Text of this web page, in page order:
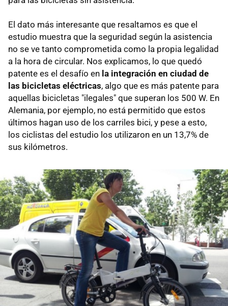
El dato más interesante que resaltamos es que el
estudio muestra que la seguridad según la asistencia
no se ve tanto comprometida como la propia legalidad
a la hora de circular. Nos explicamos, lo que quedó
patente es el desafío en la integración en ciudad de
las bicicletas eléctricas, algo que es más patente para
aquellas bicicletas "ilegales" que superan los 500 W. En
Alemania, por ejemplo, no está permitido que estos
últimos hagan uso de los carriles bici, y pese a esto,
los ciclistas del estudio los utilizaron en un 13,7% de
sus kilómetros.